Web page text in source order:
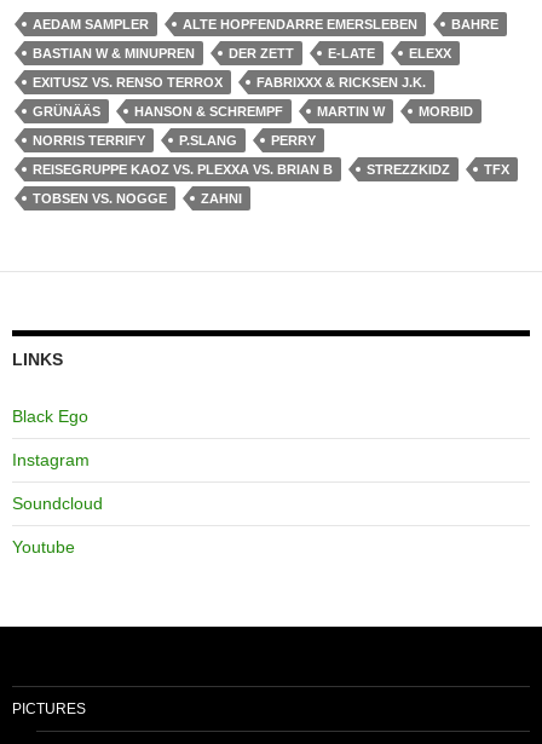
AEDAM SAMPLER ALTE HOPFENDARRE EMERSLEBEN
BAHRE
BASTIAN W & MINUPREN
DER ZETT E-LATE
ELEXX
EXITUSZ VS. RENSO TERROX
FABRIXXX & RICKSEN J.K.
GRÜNÄÄS
HANSON & SCHREMPF MARTIN W
MORBID
NORRIS TERRIFY
P.SLANG
PERRY
REISEGRUPPE KAOZ VS. PLEXXA VS. BRIAN B
STREZZKIDZ
TFX
TOBSEN VS. NOGGE
ZAHNI
LINKS
Black Ego
Instagram
Soundcloud
Youtube
PICTURES